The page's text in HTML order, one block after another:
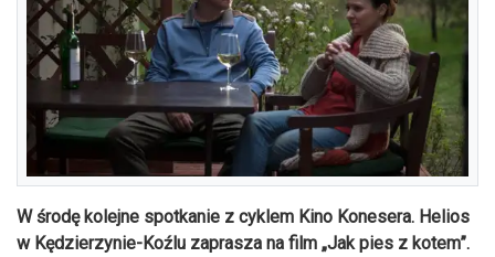
W środę kolejne spotkanie z cyklem Kino Konesera. Helios
w Kędzierzynie-Koźlu zaprasza na film „Jak pies z kotem”.